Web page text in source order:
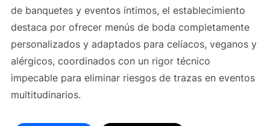
de banquetes y eventos íntimos, el establecimiento
destaca por ofrecer menús de boda completamente
personalizados y adaptados para celíacos, veganos y
alérgicos, coordinados con un rigor técnico
impecable para eliminar riesgos de trazas en eventos
multitudinarios.